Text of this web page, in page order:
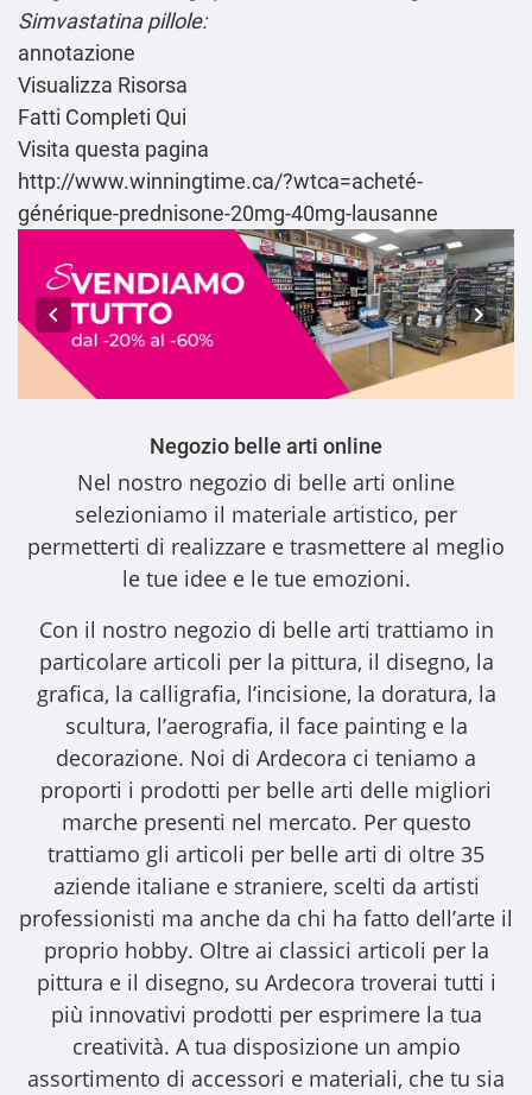
Simvastatina pillole:
annotazione
Visualizza Risorsa
Fatti Completi Qui
Visita questa pagina
http://www.winningtime.ca/?wtca=acheté-
générique-prednisone-20mg-40mg-lausanne
Negozio belle arti online
Nel nostro negozio di belle arti online
selezioniamo il materiale artistico, per
permetterti di realizzare e trasmettere al meglio
le tue idee e le tue emozioni.
Con il nostro negozio di belle arti trattiamo in
particolare articoli per la pittura, il disegno, la
grafica, la calligrafia, l’incisione, la doratura, la
scultura, l’aerografia, il face painting e la
decorazione. Noi di Ardecora ci teniamo a
proporti i prodotti per belle arti delle migliori
marche presenti nel mercato. Per questo
trattiamo gli articoli per belle arti di oltre 35
aziende italiane e straniere, scelti da artisti
professionisti ma anche da chi ha fatto dell’arte il
proprio hobby. Oltre ai classici articoli per la
pittura e il disegno, su Ardecora troverai tutti i
più innovativi prodotti per esprimere la tua
creatività. A tua disposizione un ampio
assortimento di accessori e materiali, che tu sia